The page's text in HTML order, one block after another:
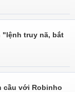
truy nã, bắt
cầu với Robinho